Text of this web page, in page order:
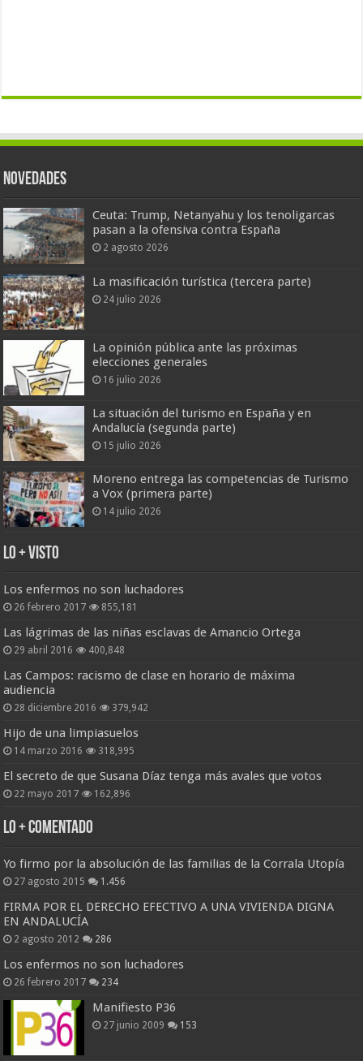
Novedades
Ceuta: Trump, Netanyahu y los tenoligarcas
pasan a la ofensiva contra España
2 agosto 2026
La masificación turística (tercera parte)
24 julio 2026
La opinión pública ante las próximas
elecciones generales
16 julio 2026
La situación del turismo en España y en
Andalucía (segunda parte)
15 julio 2026
Moreno entrega las competencias de Turismo
a Vox (primera parte)
14 julio 2026
Lo + Visto
Los enfermos no son luchadores
26 febrero 2017 855,181
Las lágrimas de las niñas esclavas de Amancio Ortega
29 abril 2016 400,848
Las Campos: racismo de clase en horario de máxima
audiencia
28 diciembre 2016 379,942
Hijo de una limpiasuelos
14 marzo 2016 318,995
El secreto de que Susana Díaz tenga más avales que votos
22 mayo 2017 162,896
Lo + Comentado
Yo firmo por la absolución de las familias de la Corrala Utopía
27 agosto 2015 1.456
FIRMA POR EL DERECHO EFECTIVO A UNA VIVIENDA DIGNA
EN ANDALUCÍA
2 agosto 2012 286
Los enfermos no son luchadores
26 febrero 2017 234
Manifiesto P36
27 junio 2009 153